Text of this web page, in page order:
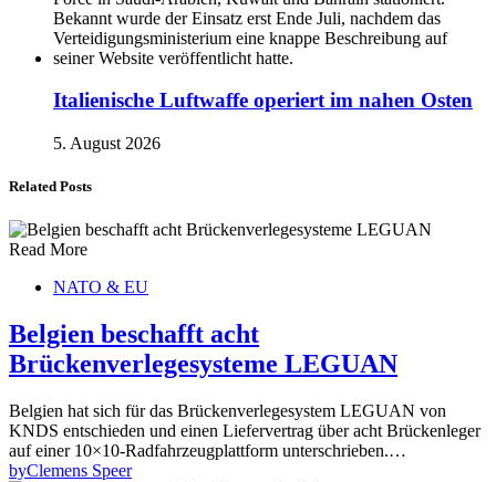
Italienische Luftwaffe operiert im nahen Osten
5. August 2026
Related Posts
Read More
NATO & EU
Belgien beschafft acht
Brückenverlegesysteme LEGUAN
Belgien hat sich für das Brückenverlegesystem LEGUAN von
KNDS entschieden und einen Liefervertrag über acht Brückenleger
auf einer 10×10-Radfahrzeugplattform unterschrieben.…
byClemens Speer